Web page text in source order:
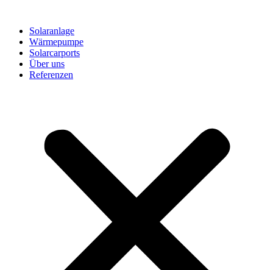
Solaranlage
Wärmepumpe
Solarcarports
Über uns
Referenzen